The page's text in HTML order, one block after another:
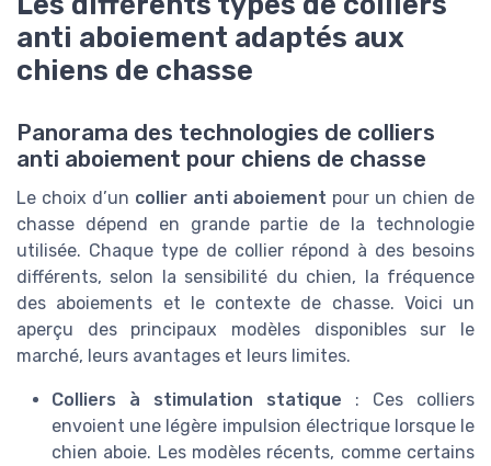
anti aboiement adaptés aux
chiens de chasse
Panorama des technologies de colliers
anti aboiement pour chiens de chasse
Le choix d’un collier anti aboiement pour un chien de
chasse dépend en grande partie de la technologie
utilisée. Chaque type de collier répond à des besoins
différents, selon la sensibilité du chien, la fréquence
des aboiements et le contexte de chasse. Voici un
aperçu des principaux modèles disponibles sur le
marché, leurs avantages et leurs limites.
Colliers à stimulation statique : Ces colliers
envoient une légère impulsion électrique lorsque le
chien aboie. Les modèles récents, comme certains